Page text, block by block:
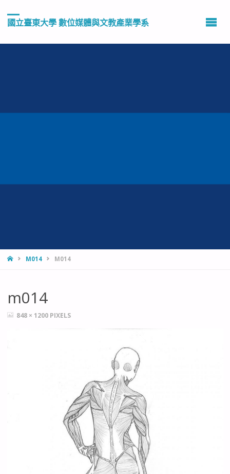
國立臺東大學 數位媒體與文教產業學系
HOMEM014 M014
m014
FULL848 × 1200 PIXELS